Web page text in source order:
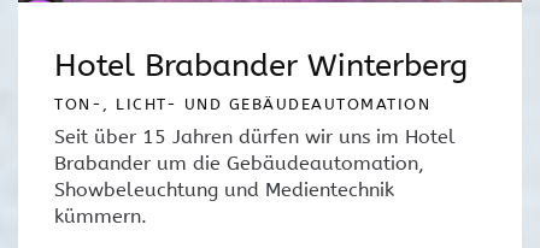
Hotel Brabander Winterberg
TON-, LICHT- UND GEBÄUDEAUTOMATION
Seit über 15 Jahren dürfen wir uns im Hotel
Brabander um die Gebäudeautomation,
Showbeleuchtung und Medientechnik
kümmern.